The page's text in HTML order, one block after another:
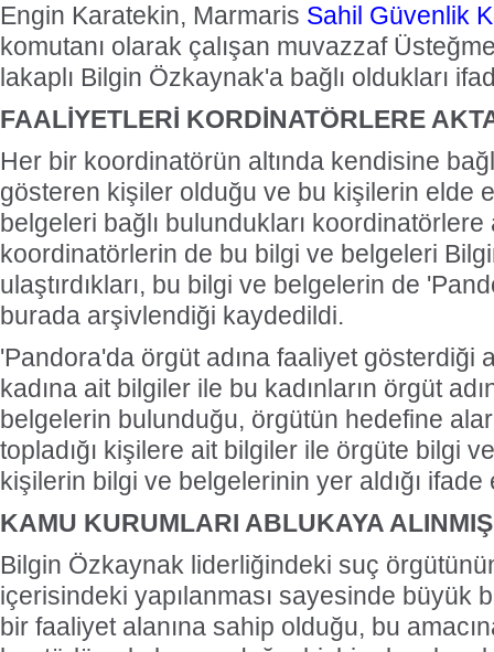
Engin Karatekin, Marmaris Sahil Güvenlik
komutanı olarak çalışan muvazzaf
lakaplı Bilgin Özkaynak'a bağlı oldukları
FAALİYETLERİ KORDİNATÖRLERE
Her bir koordinatörün altında kendisine
gösteren kişiler olduğu ve bu kişilerin elde
belgeleri bağlı bulundukları koordinatörlere
koordinatörlerin de bu bilgi ve belgeleri
ulaştırdıkları, bu bilgi ve belgelerin de
burada arşivlendiği kaydedildi.
'Pandora'da örgüt adına faaliyet gösterdiği
kadına ait bilgiler ile bu kadınların örgüt
belgelerin bulunduğu, örgütün hedefine
topladığı kişilere ait bilgiler ile örgüte bilgi
kişilerin bilgi ve belgelerinin yer aldığı ifade
KAMU KURUMLARI ABLUKAYA ALINMIŞ
Bilgin Özkaynak liderliğindeki suç
içerisindeki yapılanması sayesinde büyük
bir faaliyet alanına sahip olduğu, bu